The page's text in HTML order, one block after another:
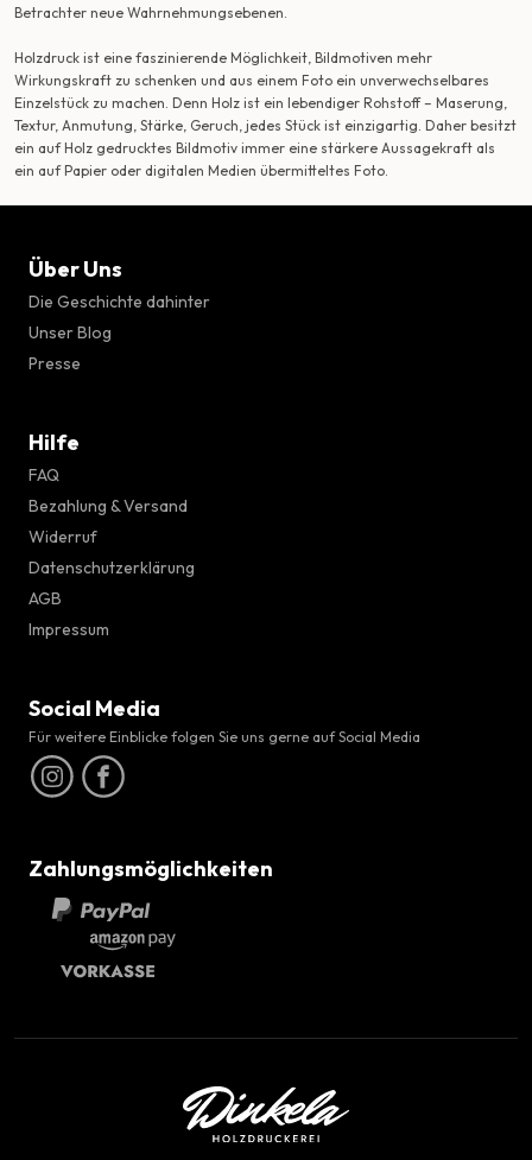
Betrachter neue Wahrnehmungsebenen.
Holzdruck ist eine faszinierende Möglichkeit, Bildmotiven mehr
Wirkungskraft zu schenken und aus einem Foto ein unverwechselbares
Einzelstück zu machen. Denn Holz ist ein lebendiger Rohstoff – Maserung,
Textur, Anmutung, Stärke, Geruch, jedes Stück ist einzigartig. Daher besitzt
ein auf Holz gedrucktes Bildmotiv immer eine stärkere Aussagekraft als
ein auf Papier oder digitalen Medien übermitteltes Foto.
Über Uns
Die Geschichte dahinter
Unser Blog
Presse
Hilfe
FAQ
Bezahlung & Versand
Widerruf
Datenschutzerklärung
AGB
Impressum
Social Media
Für weitere Einblicke folgen Sie uns gerne auf Social Media
Zahlungsmöglichkeiten